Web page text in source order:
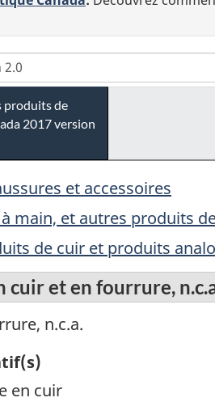
produits de
2017 version
et accessoires
à main, et autres produits
de cuir et produits
cuir et en fourrure,
n.c.a.
en cuir